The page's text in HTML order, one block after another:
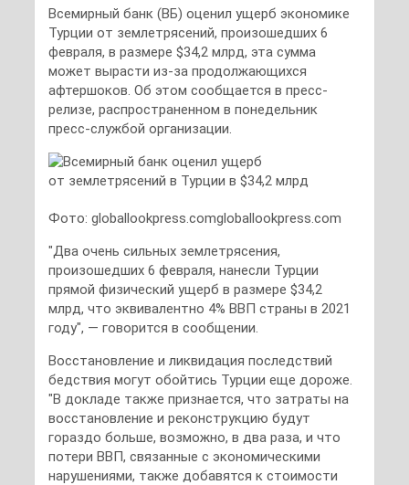
Всемирный банк (ВБ) оценил ущерб экономике
Турции от землетрясений, произошедших 6
февраля, в размере $34,2 млрд, эта сумма
может вырасти из-за продолжающихся
афтершоков. Об этом сообщается в пресс-
релизе, распространенном в понедельник
пресс-службой организации.
Фото: globallookpress.comgloballookpress.com
"Два очень сильных землетрясения,
произошедших 6 февраля, нанесли Турции
прямой физический ущерб в размере $34,2
млрд, что эквивалентно 4% ВВП страны в 2021
году", — говорится в сообщении.
Восстановление и ликвидация последствий
бедствия могут обойтись Турции еще дороже.
"В докладе также признается, что затраты на
восстановление и реконструкцию будут
гораздо больше, возможно, в два раза, и что
потери ВВП, связанные с экономическими
нарушениями, также добавятся к стоимости